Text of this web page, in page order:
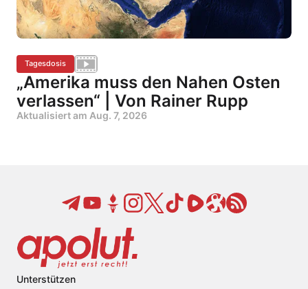
Tagesdosis
„Amerika muss den Nahen Osten
verlassen“ | Von Rainer Rupp
Aktualisiert am Aug. 7, 2026
Unterstützen